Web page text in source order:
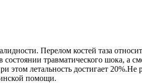
Перелом костей таза
травматического шока, а
летальность достигает 20%.Не
помощи.